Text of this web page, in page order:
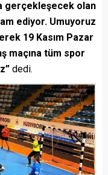
gerçekleşecek olan
ediyor. Umuyoruz
19 Kasım Pazar
maçına tüm spor
dedi.